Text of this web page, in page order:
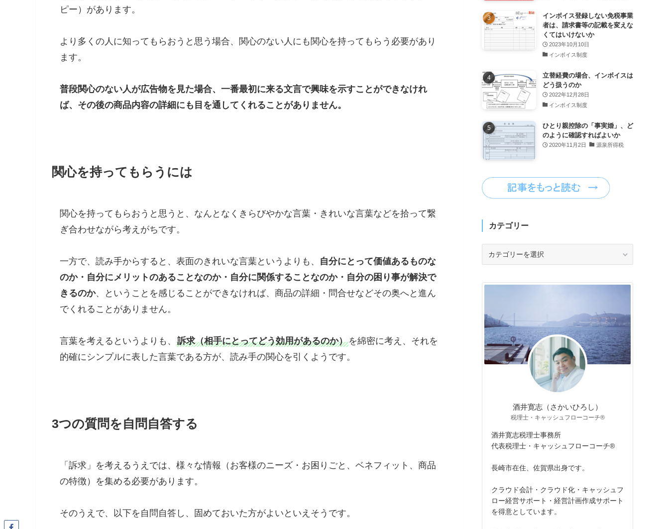
ピー）があります。
より多くの人に知ってもらおうと思う場合、関心のない人にも関心を持ってもらう必要があり
ます。
普段関心のない人が広告物を見た場合、一番最初に来る文言で興味を示すことができなけれ
ば、その後の商品内容の詳細にも目を通してくれることがありません。
関心を持ってもらうには
関心を持ってもらおうと思うと、なんとなくきらびやかな言葉・きれいな言葉などを拾って繋
ぎ合わせながら考えがちです。
一方で、読み手からすると、表面のきれいな言葉というよりも、 自分にとって価値あるものな
のか・自分にメリットのあることなのか・自分に関係することなのか・自分の困り事が解決で
きるのか、ということを感じることができなければ、商品の詳細・問合せなどその奥へと進ん
でくれることがありません。
言葉を考えるというよりも、 訴求（相手にとってどう効用があるのか） を綿密に考え、それを
的確にシンプルに表した言葉である方が、読み手の関心を引くようです。
3つの質問を自問自答する
「訴求」を考えるうえでは、様々な情報（お客様のニーズ・お困りごと、ベネフィット、商品
の特徴）を集める必要があります。
そのうえで、以下を自問自答し、固めておいた方がよいといえそうです。
インボイス登録しない免税事業
者は、請求書等の記載を変えな
くてはいけないか
2023年10月10日
インボイス制度
立替経費の場合、インボイスは
どう扱うのか
2022年12月28日
インボイス制度
ひとり親控除の「事実婚」、ど
のように確認すればよいか
2020年11月2日 源泉所得税
カテゴリー
リ
酒井寛志（さかいひろし）
税理士・キャッシュフローコーチ®
酒井寛志税理士事務所
代表税理士・キャッシュフローコーチ®
長崎市在住、佐賀県出身です。
クラウド会計・クラウド化・キャッシュフ
ロー経営サポート・経営計画作成サポート
を得意としています。